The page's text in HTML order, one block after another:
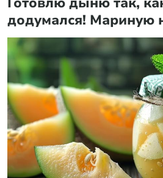
додумался! Мариную